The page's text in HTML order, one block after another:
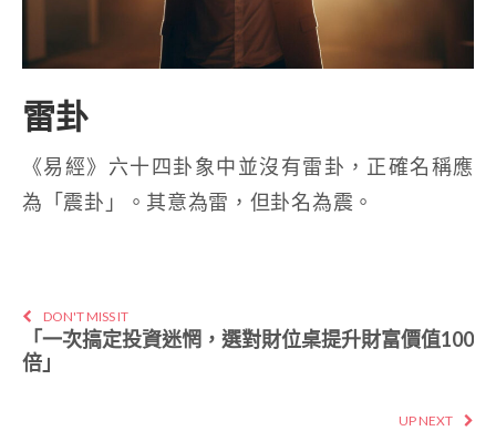
雷卦
《易經》六十四卦象中並沒有雷卦，正確名稱應
為「震卦」。其意為雷，但卦名為震。
DON'T MISS IT
「一次搞定投資迷惘，選對財位桌提升財富價值100
倍」
UP NEXT